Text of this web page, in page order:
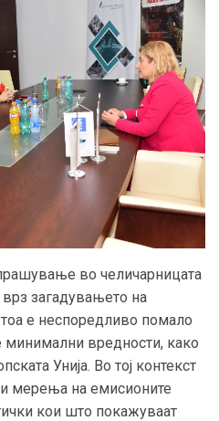
во челичарницата
загадувањето на
е неспоредливо помало
вредности, како
Унија. Во тој контекст
мерења на емисионите
кои што покажуваат